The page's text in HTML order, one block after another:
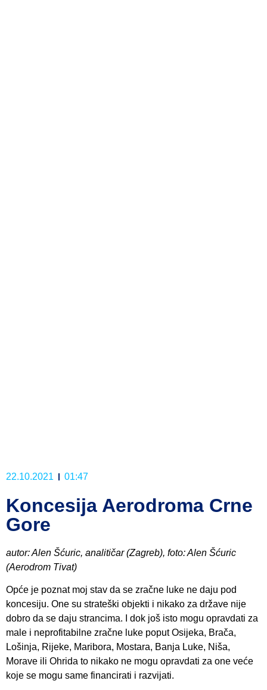
22.10.2021 01:47
Koncesija Aerodroma Crne
Gore
autor: Alen Šćuric, analitičar (Zagreb), foto: Alen Šćuric
(Aerodrom Tivat)
Opće je poznat moj stav da se zračne luke ne daju pod
koncesiju. One su strateški objekti i nikako za države nije
dobro da se daju strancima. I dok još isto mogu opravdati za
male i neprofitabilne zračne luke poput Osijeka, Brača,
Lošinja, Rijeke, Maribora, Mostara, Banja Luke, Niša,
Morave ili Ohrida to nikako ne mogu opravdati za one veće
koje se mogu same financirati i razvijati.